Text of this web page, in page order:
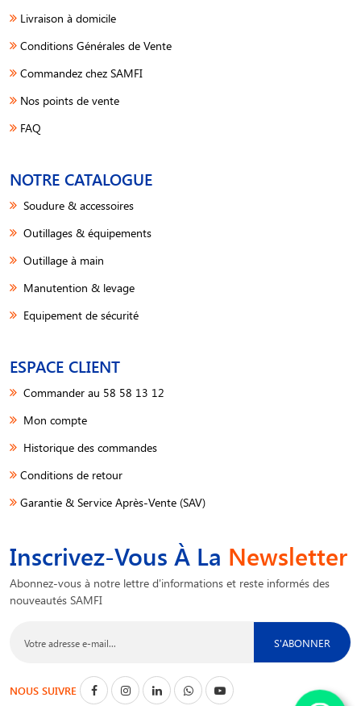
Livraison à domicile
Conditions Générales de Vente
Commandez chez SAMFI
Nos points de vente
FAQ
NOTRE CATALOGUE
Soudure & accessoires
Outillages & équipements
Outillage à main
Manutention & levage
Equipement de sécurité
ESPACE CLIENT
Commander au 58 58 13 12
Mon compte
Historique des commandes
Conditions de retour
Garantie & Service Après-Vente (SAV)
Inscrivez-Vous À La Newsletter
Abonnez-vous à notre lettre d'informations et reste informés des
nouveautés SAMFI
S'ABONNER
NOUS SUIVRE